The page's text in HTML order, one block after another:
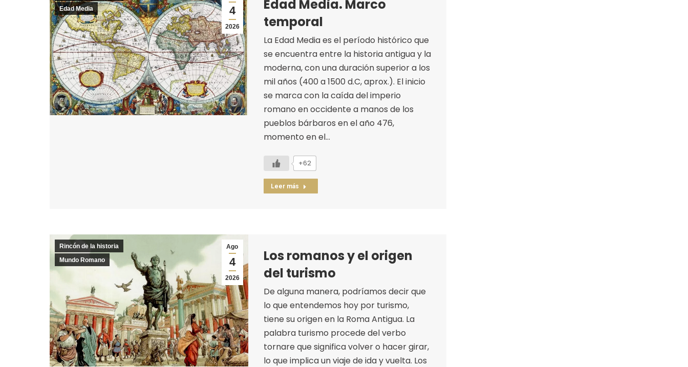
4
2026
Edad Media
Edad Media. Marco
temporal
La Edad Media es el período histórico que
se encuentra entre la historia antigua y la
moderna, con una duración superior a los
mil años (400 a 1500 d.C, aprox.). El inicio
se marca con la caída del imperio
romano en occidente a manos de los
pueblos bárbaros en el año 476,
momento en el…
+62
Leer más
Ago
4
2026
Rincón de la historia
Mundo Romano
Los romanos y el origen
del turismo
De alguna manera, podríamos decir que
lo que entendemos hoy por turismo,
tiene su origen en la Roma Antigua. La
palabra turismo procede del verbo
tornare que significa volver o hacer girar,
lo que implica un viaje de ida y vuelta. Los